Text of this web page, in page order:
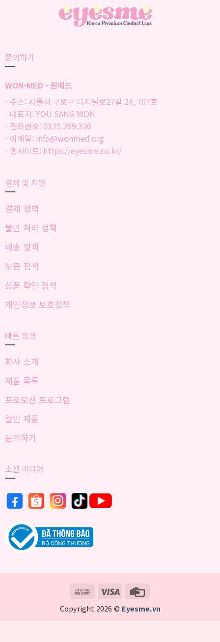
문의하기
WON-MED - 원메드
- 주소: 서울시 구로구 디지털로27길 24, 707호
- 대표자: YOU SANG WON
- 전화번호: 0325.269.326
- 이메일: info@wonmed.org
- 웹사이트: https://eyesme.co.kr/
결제 및 지원
결제 정책
불만 처리 정책
배송 정책
보증 정책
상품 확인 정책
개인정보 보호정책
빠른 링크
회사 소개
제품 목록
프로모션 프로그램
할인 제품
문의하기
소셜 미디어
Cash
Delivery
Visa
Copyright 2026 © Eyesme.vn